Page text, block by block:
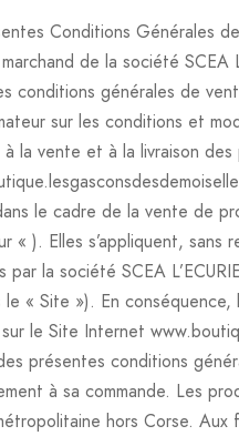
Conditions Générales
de la société SCEA
conditions générales de
sur les conditions et
la vente et à la livraison
le cadre de la vente de
« ). Elles s’appliquent,
par la société SCEA
le « Site »). En
le Site Internet
présentes conditions
à sa commande. Les
hors Corse.